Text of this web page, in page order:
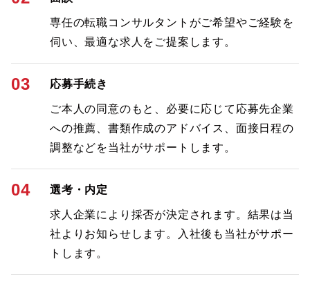
専任の転職コンサルタントがご希望やご経験を
伺い、最適な求人をご提案します。
03 応募手続き
ご本人の同意のもと、必要に応じて応募先企業
への推薦、書類作成のアドバイス、面接日程の
調整などを当社がサポートします。
04 選考・内定
求人企業により採否が決定されます。結果は当
社よりお知らせします。入社後も当社がサポー
トします。